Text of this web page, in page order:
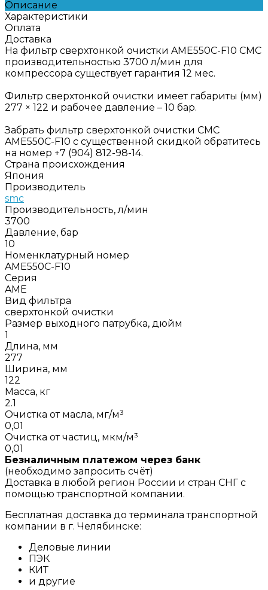
Описание
Характеристики
Оплата
Доставка
На фильтр сверхтонкой очистки AME550C-F10 СМС
производительностью 3700 л/мин для
компрессора существует гарантия 12 мес.
Фильтр сверхтонкой очистки имеет габариты (мм)
277 × 122 и рабочее давление – 10 бар.
Забрать фильтр сверхтонкой очистки СМС
AME550C-F10 с существенной скидкой обратитесь
на номер +7 (904) 812-98-14.
Страна происхождения
Япония
Производитель
smc
Производительность, л/мин
3700
Давление, бар
10
Номенклатурный номер
AME550C-F10
Серия
AME
Вид фильтра
сверхтонкой очистки
Размер выходного патрубка, дюйм
1
Длина, мм
277
Ширина, мм
122
Масса, кг
2.1
Очистка от масла, мг/м³
0,01
Очистка от частиц, мкм/м³
0,01
Безналичным платежом через банк
(необходимо запросить счёт)
Доставка в любой регион России и стран СНГ с
помощью транспортной компании.
Бесплатная доставка до терминала транспортной
компании в г. Челябинске:
Деловые линии
ПЭК
КИТ
и другие